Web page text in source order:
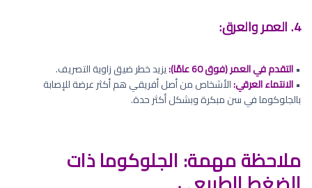
4. العمر والعرق:
•التقدم في العمر (فوق 60 عامًا):
يزيد خطر ضيق زاوية التصريف.
•الانتماء العرقي:الأشخاص من أصل أفريقي هم أكثر عرضة للإصابة
بالجلوكوما في سن مبكرة وبشكل أكثر حدة.
ملاحظة مهمة: الجلوكوما ذات